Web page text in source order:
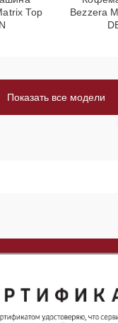
Top
Bezzera
Показать все модели